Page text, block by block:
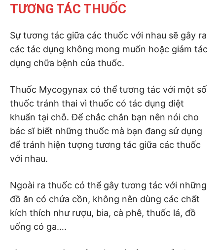
TƯƠNG TÁC THUỐC
Sự tương tác giữa các thuốc với nhau sẽ gây ra
các tác dụng không mong muốn hoặc giảm tác
dụng chữa bệnh của thuốc.
Thuốc Mycogynax có thể tương tác với một số
thuốc tránh thai vì thuốc có tác dụng diệt
khuẩn tại chỗ. Để chắc chắn bạn nên nói cho
bác sĩ biết những thuốc mà bạn đang sử dụng
để tránh hiện tượng tương tác giữa các thuốc
với nhau.
Ngoài ra thuốc có thể gây tương tác với những
đồ ăn có chứa cồn, không nên dùng các chất
kích thích như rượu, bia, cà phê, thuốc lá, đồ
uống có ga….